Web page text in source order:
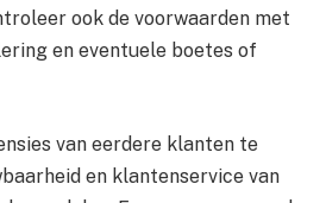
ook de voorwaarden met
en eventuele boetes of
van eerdere klanten te
en klantenservice van